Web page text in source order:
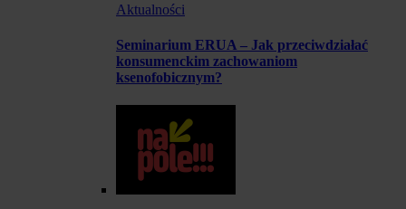
Aktualności
Seminarium ERUA – Jak przeciwdziałać
konsumenckim zachowaniom
ksenofobicznym?